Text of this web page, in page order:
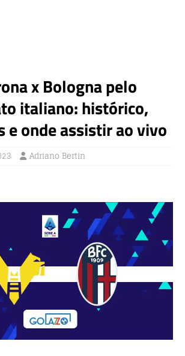
x Bologna pelo
italiano: histórico,
e onde assistir ao vivo
Adriano Bertin